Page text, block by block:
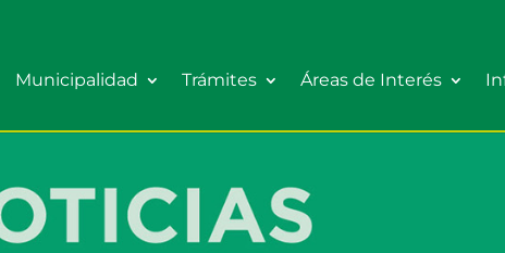
Municipalidad Trámites Áreas de Interés